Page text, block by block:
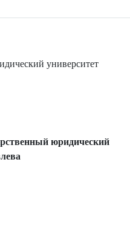
университет
юридический